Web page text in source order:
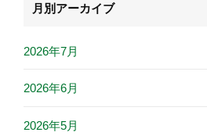
月別アーカイブ
2026年7月
2026年6月
2026年5月